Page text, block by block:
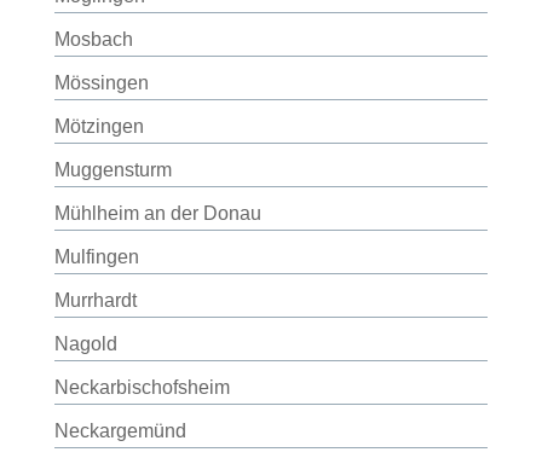
Mosbach
Mössingen
Mötzingen
Muggensturm
Mühlheim an der Donau
Mulfingen
Murrhardt
Nagold
Neckarbischofsheim
Neckargemünd